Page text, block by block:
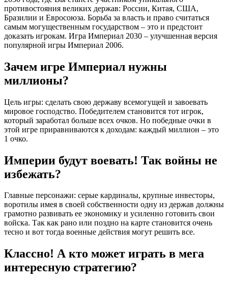
противостояния великих держав: России, Китая, США,
Бразилии и Евросоюза. Борьба за власть и право считаться
самым могущественным государством – это и предстоит
доказать игрокам. Игра Империал 2030 – улучшенная версия
популярной игры Империал 2006.
Зачем игре Империал нужны
миллионы?
Цель игры: сделать свою державу всемогущей и завоевать
мировое господство. Победителем становится тот игрок,
который заработал больше всех очков. Но победные очки в
этой игре приравниваются к доходам: каждый миллион – это
1 очко.
Империи будут воевать! Так войны не
избежать?
Главные персонажи: серые кардиналы, крупные инвесторы,
воротилы имея в своей собственности одну из держав должны
грамотно развивать ее экономику и усиленно готовить свои
войска. Так как рано или поздно на карте становится очень
тесно и вот тогда военные действия могут решить все.
Классно! А кто может играть в мега
интересную стратегию?